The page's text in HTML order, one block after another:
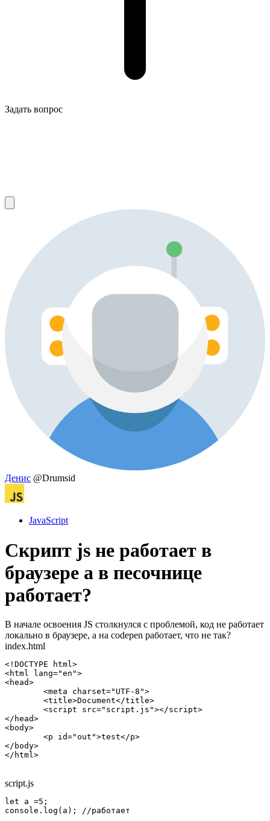
Задать вопрос
Денис @Drumsid
JavaScript
Скрипт js не работает в
браузере а в песочнице
работает?
В начале освоения JS столкнулся с проблемой, код не работает
локально в браузере, а на codepen работает, что не так?
index.html
<!DOCTYPE html>
<html lang="en">
<head>
</head>
<body>
</body>
</html>
script.js
let a =5;
console.log(a); //работает